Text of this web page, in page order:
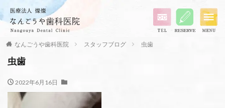
なんごうや歯科医院 スタッフブログ 虫歯
虫歯
2022年6月16日